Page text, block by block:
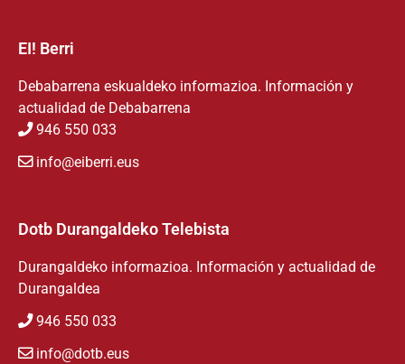
EI! Berri
Debabarrena eskualdeko informazioa. Información y
actualidad de Debabarrena
946 550 033
info@eiberri.eus
Dotb Durangaldeko Telebista
Durangaldeko informazioa. Información y actualidad de
Durangaldea
946 550 033
info@dotb.eus